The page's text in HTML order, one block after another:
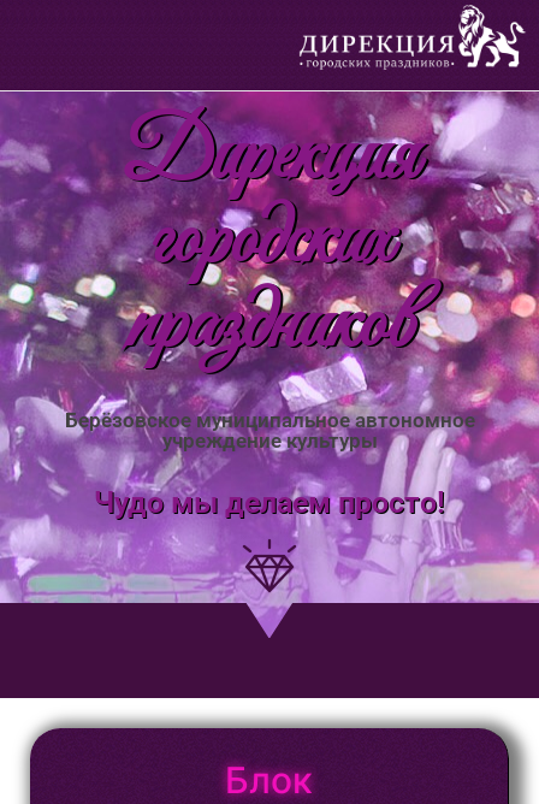
Дирекция
городских
праздников
Берёзовское муниципальное автономное
учреждение культуры
Чудо мы делаем просто!
Блок